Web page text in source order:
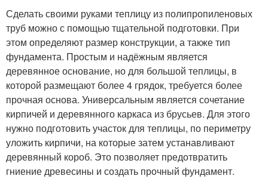
Сделать своими руками теплицу из полипропиленовых
труб можно с помощью тщательной подготовки. При
этом определяют размер конструкции, а также тип
фундамента. Простым и надёжным является
деревянное основание, но для большой теплицы, в
которой размещают более 4 грядок, требуется более
прочная основа. Универсальным является сочетание
кирпичей и деревянного каркаса из брусьев. Для этого
нужно подготовить участок для теплицы, по периметру
уложить кирпичи, на которые затем устанавливают
деревянный короб. Это позволяет предотвратить
гниение древесины и создать прочный фундамент.